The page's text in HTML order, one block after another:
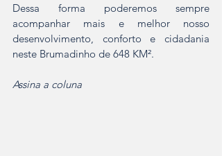
Dessa forma poderemos sempre
acompanhar mais e melhor nosso
desenvolvimento, conforto e cidadania
neste Brumadinho de 648 KM².
Assina a coluna